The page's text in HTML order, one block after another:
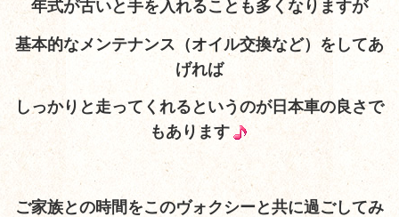
年式が古いと手を入れることも多くなりますが
基本的なメンテナンス（オイル交換など）をしてあ
げれば
しっかりと走ってくれるというのが日本車の良さで
もあります
ご家族との時間をこのヴォクシーと共に過ごしてみ